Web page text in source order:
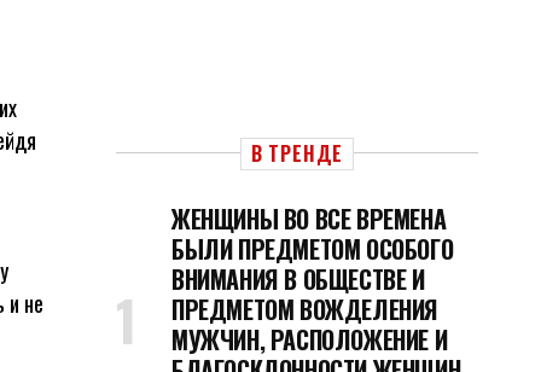
и не
В ТРЕНДЕ
ЖЕНЩИНЫ ВО ВСЕ ВРЕМЕНА
БЫЛИ ПРЕДМЕТОМ ОСОБОГО
ВНИМАНИЯ В ОБЩЕСТВЕ И
ПРЕДМЕТОМ ВОЖДЕЛЕНИЯ
МУЖЧИН, РАСПОЛОЖЕНИЕ И